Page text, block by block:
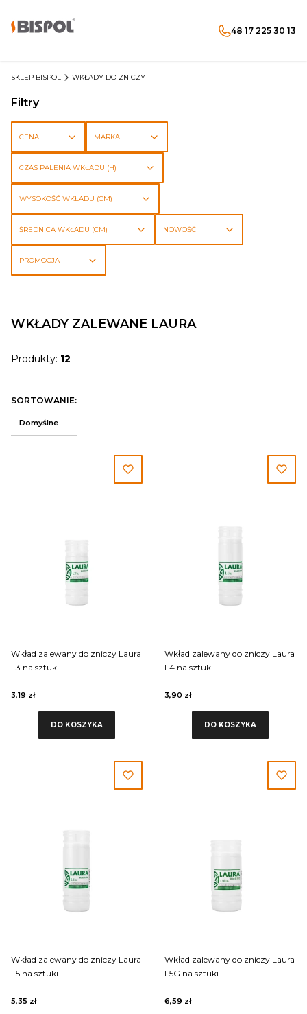
48 17 225 30 13
SKLEP BISPOL WKŁADY DO ZNICZY
Filtry
CENA MARKA
CZAS PALENIA WKŁADU (H)
WYSOKOŚĆ WKŁADU (CM)
ŚREDNICA WKŁADU (CM) NOWOŚĆ
PROMOCJA
WKŁADY ZALEWANE LAURA
Produkty: 12
SORTOWANIE:
Domyślne
Wkład zalewany do zniczy Laura
L3 na sztuki
3,19 zł
DO KOSZYKA
Wkład zalewany do zniczy Laura
L4 na sztuki
3,90 zł
DO KOSZYKA
Wkład zalewany do zniczy Laura
L5 na sztuki
5,35 zł
Wkład zalewany do zniczy Laura
L5G na sztuki
6,59 zł